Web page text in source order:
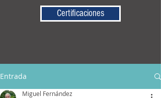
Certificaciones
Entrada
Miguel Fernández